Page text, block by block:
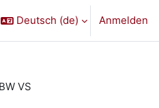
Deutsch ‎(de)‎ Anmelden
VS